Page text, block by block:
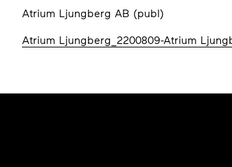
Atrium Ljungberg AB (publ)
Atrium Ljungberg_2200809-Atrium